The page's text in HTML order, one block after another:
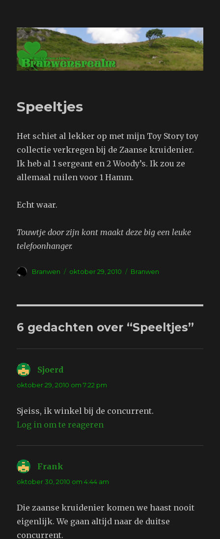
Branwensrealm.com
Speeltjes
Het schiet al lekker op met mijn Toy Story toy
collectie verkregen bij de Zaanse kruidenier.
Ik heb al 1 sergeant en 2 Woody’s. Ik zou ze
allemaal ruilen voor 1 Hamm.
Echt waar.
Touwtje door zijn kont maakt deze big een leuke
telefoonhanger.
Auteur
Branwen
Geplaatst
oktober 29, 2010 Tags
Branwen
6 gedachten over “Speeltjes”
Sjoerd
oktober 29, 2010 om 7:22 pm
Sjeiss, ik winkel bij de concurrent.
Log in om te reageren
Frank
oktober 30, 2010 om 4:44 am
Die zaanse kruidenier komen we haast nooit
eigenlijk. We gaan altijd naar de duitse
concurrent.